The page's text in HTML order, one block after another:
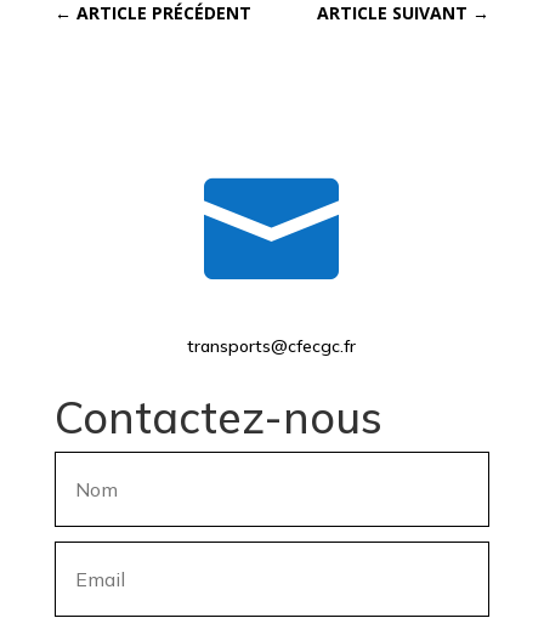
← ARTICLE PRÉCÉDENT ARTICLE SUIVANT →

transports@cfecgc.fr
Contactez-nous